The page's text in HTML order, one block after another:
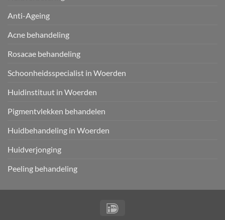
Anti-Ageing
Acne behandeling
Rosacae behandeling
Schoonheidsspecialist in Woerden
Huidinstituut in Woerden
Pigmentvlekken behandelen
Huidbehandeling in Woerden
Huidverjonging
Peeling behandeling